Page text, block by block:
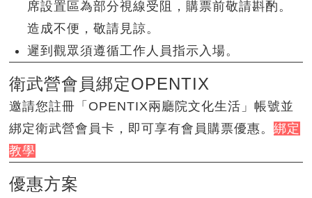
席設置區為部分視線受阻，購票前敬請斟酌。
造成不便，敬請見諒。
遲到觀眾須遵循工作人員指示入場。
衛武營會員綁定OPENTIX
邀請您註冊「OPENTIX兩廳院文化生活」帳號並
綁定衛武營會員卡，即可享有會員購票優惠。綁定
教學
優惠方案